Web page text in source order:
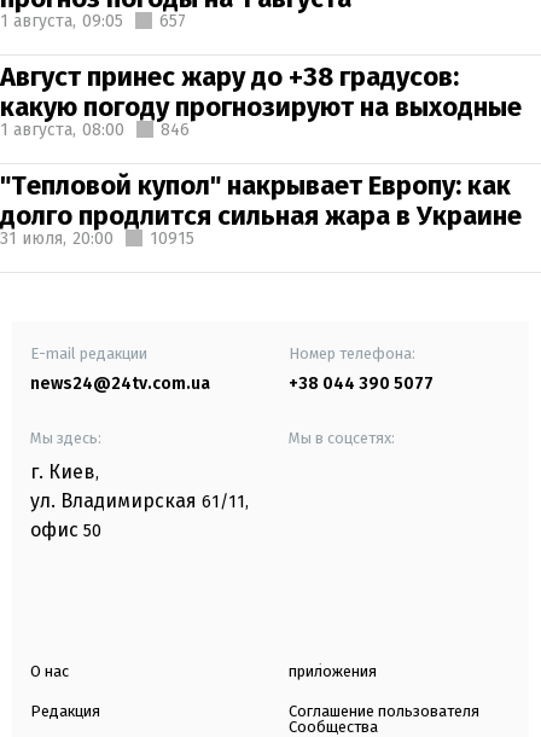
1 августа, 09:05 657
Август принес жару до +38 градусов:
какую погоду прогнозируют на выходные
1 августа, 08:00 846
"Тепловой купол" накрывает Европу: как
долго продлится сильная жара в Украине
31 июля, 20:00 10915
E-mail редакции
news24@24tv.com.ua
Номер телефона:
+38 044 390 5077
Мы здесь:
г. Киев,
ул. Владимирская 61/11,
офис 50
Мы в соцсетях:
О нас
Редакция
приложения
Соглашение пользователя
Сообщества